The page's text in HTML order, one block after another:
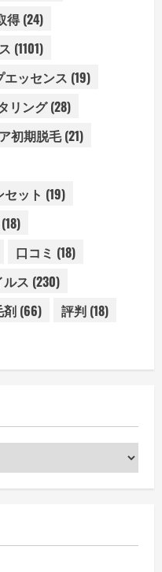
得(24)
(1101)
エッセンス (19)
リング(28)
初期脱毛(21)
ット (19)
(18)
口コミ (18)
ス (230)
剤 (66) 評判 (18)